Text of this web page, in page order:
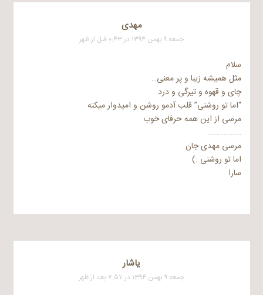
مهدی
جمعه ۹ بهمن ۱۳۹۴ در ۰:۴۳ قبل از ظهر
سلام
مثل همیشه زیبا و پر معنی…
چای و قهوه و تیرگی و درد
“اما تو روشنی” قلب آدمو روشن و امیدوار میکنه
مرسی از این همه حرفای خوب
……………….
مرسی مهدی جان
اما تو روشنی :)
سارا
یاشار
جمعه ۹ بهمن ۱۳۹۴ در ۷:۵۷ بعد از ظهر